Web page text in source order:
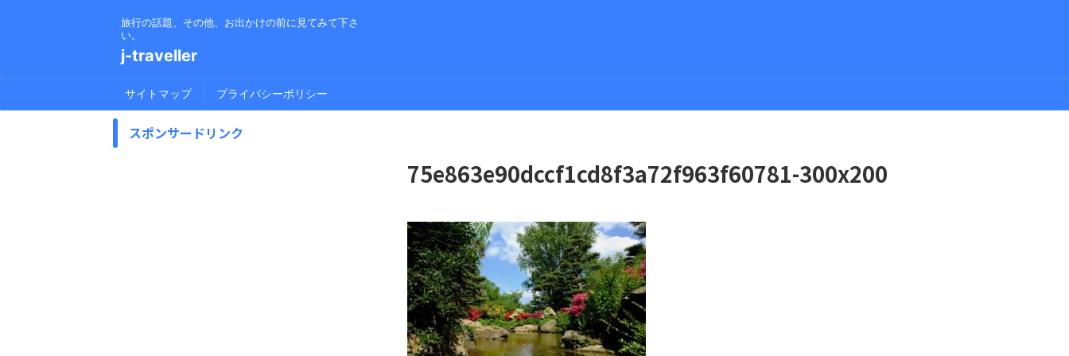
旅行の話題、その他、お出かけの前に見てみて下さ
い。
j-traveller
サイトマップ プライバシーポリシー
75e863e90dccf1cd8f3a72f963f60781-300x200
スポンサードリンク